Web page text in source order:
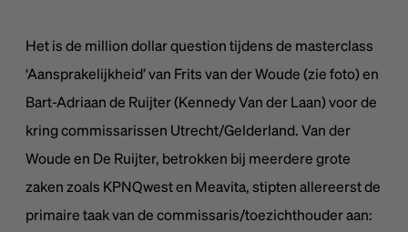
Het is de million dollar question tijdens de masterclass
‘Aansprakelijkheid’ van Frits van der Woude (zie foto) en
Bart-Adriaan de Ruijter (Kennedy Van der Laan) voor de
kring commissarissen Utrecht/Gelderland. Van der
Woude en De Ruijter, betrokken bij meerdere grote
zaken zoals KPNQwest en Meavita, stipten allereerst de
primaire taak van de commissaris/toezichthouder aan: